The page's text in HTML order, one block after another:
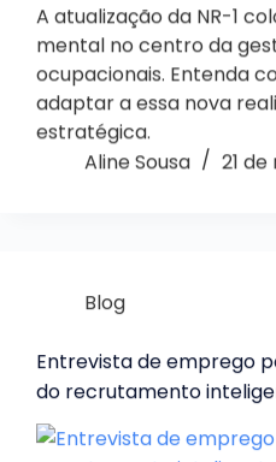
A atualização da NR-1
mental no centro da
ocupacionais. Entenda
adaptar a essa nova
estratégica.
Aline Sousa
21
Blog
Entrevista de emprego
do recrutamento